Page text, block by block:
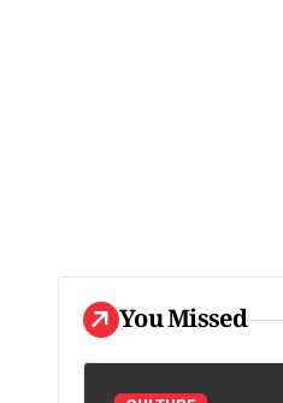
You Missed